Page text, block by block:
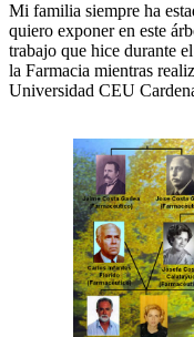
Mi familia siempre ha
quiero exponer en este
trabajo que hice durante
la Farmacia mientras
Universidad CEU